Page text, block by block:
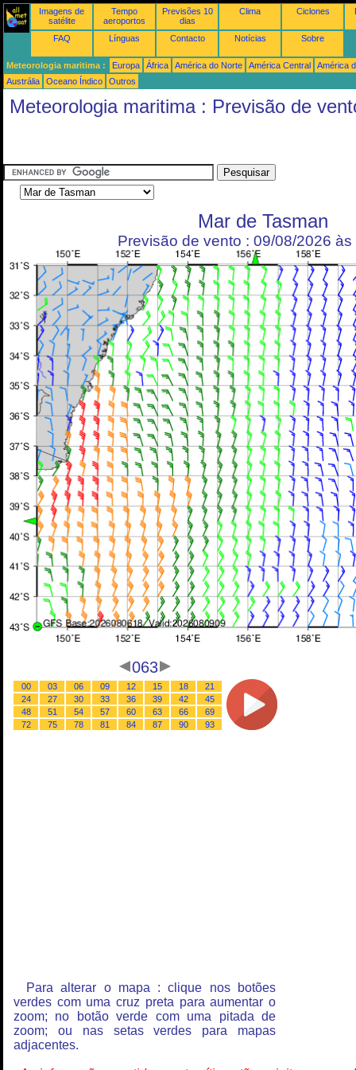
Imagens de
satélite
Tempo
aeroportos
Previsões 10
dias
Clima Ciclones
FAQ Línguas Contacto Notícias Sobre
Meteorologia maritima : Europa África América do Norte América Central
América
Austrália
Oceano Índico Outros
Meteorologia maritima : Previsão de
Mar de Tasman
Previsão de vento : 09/08/2026 às
063
00 03 06 09 12 15 18
21
24
27 30 33 36 39 42
45
48
51 54 57 60 63 66
69
72
75 78 81 84 87 90 93
Para alterar o mapa : clique nos botões
verdes com uma cruz preta para aumentar o
zoom; no botão verde com uma pitada de
zoom; ou nas setas verdes para mapas
adjacentes.